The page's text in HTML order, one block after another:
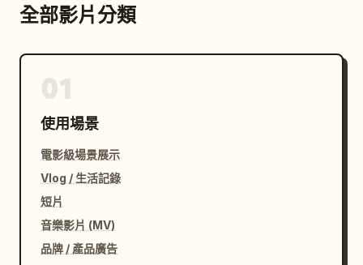
全部影片分類
使用場景
電影級場景展示
Vlog / 生活記錄
短片
音樂影片 (MV)
品牌 / 產品廣告